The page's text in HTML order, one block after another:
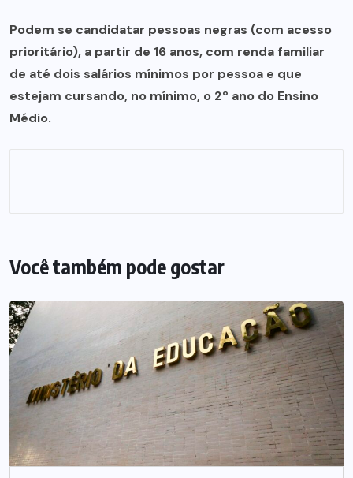
Podem se candidatar pessoas negras (com acesso
prioritário), a partir de 16 anos, com renda familiar
de até dois salários mínimos por pessoa e que
estejam cursando, no mínimo, o 2º ano do Ensino
Médio.
Você também pode gostar